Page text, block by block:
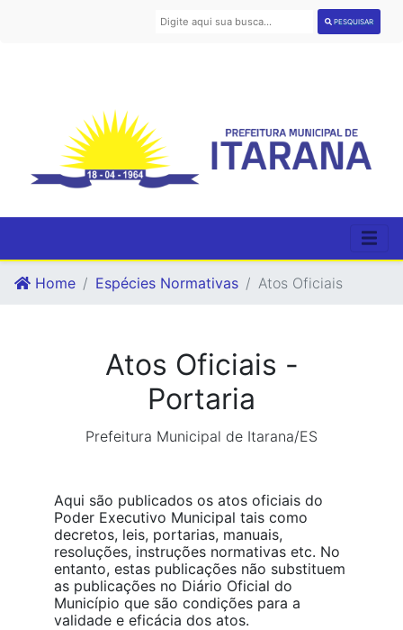
PESQUISAR
Home Espécies Normativas Atos Oficiais
Atos Oficiais -
Portaria
Prefeitura Municipal de Itarana/ES
Aqui são publicados os atos oficiais do
Poder Executivo Municipal tais como
decretos, leis, portarias, manuais,
resoluções, instruções normativas etc. No
entanto, estas publicações não substituem
as publicações no Diário Oficial do
Município que são condições para a
validade e eficácia dos atos.